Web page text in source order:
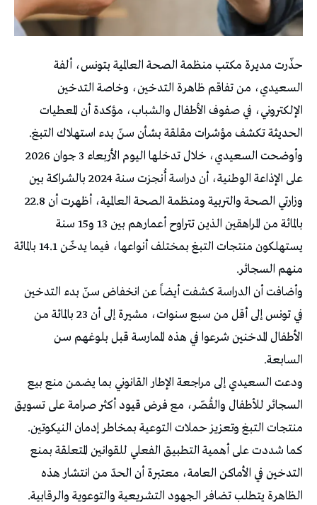
حذّرت مديرة مكتب منظمة الصحة العالمية بتونس، ألفة
السعيدي، من تفاقم ظاهرة التدخين، وخاصة التدخين
الإلكتروني، في صفوف الأطفال والشباب، مؤكدة أن المعطيات
الحديثة تكشف مؤشرات مقلقة بشأن سنّ بدء استهلاك التبغ.
وأوضحت السعيدي، خلال تدخلها اليوم الأربعاء 3 جوان 2026
على الإذاعة الوطنية، أن دراسة أُنجزت سنة 2024 بالشراكة بين
وزارتي الصحة والتربية ومنظمة الصحة العالمية، أظهرت أن 22.8
بالمائة من المراهقين الذين تتراوح أعمارهم بين 13 و15 سنة
يستهلكون منتجات التبغ بمختلف أنواعها، فيما يدخّن 14.1 بالمائة
منهم السجائر.
وأضافت أن الدراسة كشفت أيضاً عن انخفاض سنّ بدء التدخين
في تونس إلى أقل من سبع سنوات، مشيرة إلى أن 23 بالمائة من
الأطفال المدخنين شرعوا في هذه الممارسة قبل بلوغهم سن
السابعة.
ودعت السعيدي إلى مراجعة الإطار القانوني بما يضمن منع بيع
السجائر للأطفال والقُصّر، مع فرض قيود أكثر صرامة على تسويق
منتجات التبغ وتعزيز حملات التوعية بمخاطر إدمان النيكوتين.
كما شددت على أهمية التطبيق الفعلي للقوانين المتعلقة بمنع
التدخين في الأماكن العامة، معتبرة أن الحدّ من انتشار هذه
الظاهرة يتطلب تضافر الجهود التشريعية والتوعوية والرقابية.